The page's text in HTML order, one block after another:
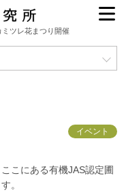
ミツレ花まつり開催
イベント
こにある有機JAS認定圃
。